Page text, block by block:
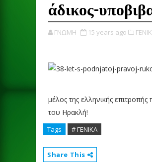
άδικος-
ΓΝΩΜΗ 15 years ago
μέλος της ελληνικής
του Ηρακλή!
Tags # ΓΕΝΙΚΑ
Share This